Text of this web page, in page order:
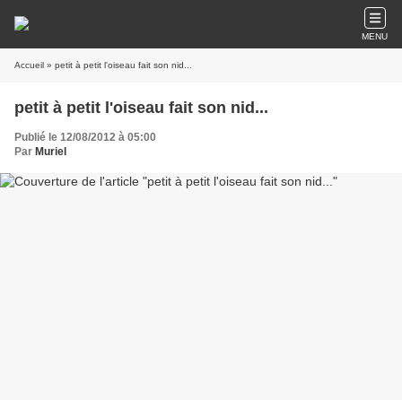
MENU
Accueil » petit à petit l'oiseau fait son nid...
petit à petit l'oiseau fait son nid...
Publié le 12/08/2012 à 05:00
Par Muriel